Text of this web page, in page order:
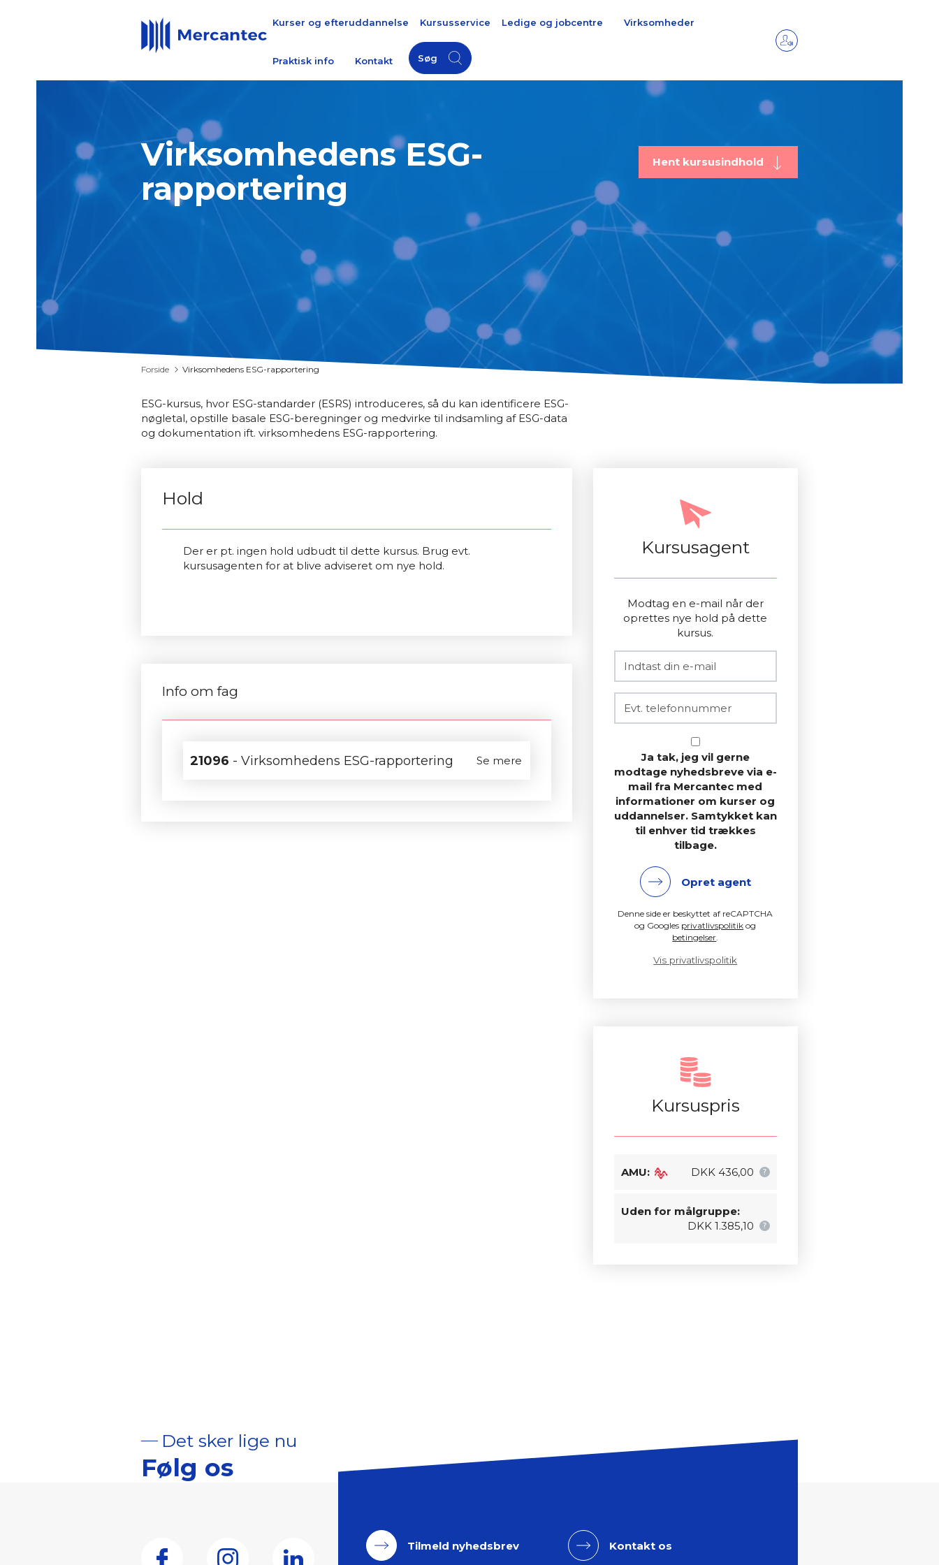
Kurser og efteruddannelse Kursusservice Ledige og jobcentre Virksomheder
Praktisk info Kontakt Søg
Virksomhedens ESG-
rapportering
Hent kursusindhold
Forside Virksomhedens ESG-rapportering
ESG-kursus, hvor ESG-standarder (ESRS) introduceres, så du kan identificere ESG-
nøgletal, opstille basale ESG-beregninger og medvirke til indsamling af ESG-data
og dokumentation ift. virksomhedens ESG-rapportering.
Hold
Der er pt. ingen hold udbudt til dette kursus. Brug evt.
kursusagenten for at blive adviseret om nye hold.
Info om fag
21096 - Virksomhedens ESG-rapportering Se mere
Kursusagent
Modtag en e-mail når der
oprettes nye hold på dette
kursus.
Ja tak, jeg vil gerne
modtage nyhedsbreve via e-
mail fra Mercantec med
informationer om kurser og
uddannelser. Samtykket kan
til enhver tid trækkes
tilbage.
Opret agent
Denne side er beskyttet af reCAPTCHA
og Googles privatlivspolitik og
betingelser.
Vis privatlivspolitik
Kursuspris
AMU: DKK 436,00
Uden for målgruppe:
DKK 1.385,10
Det sker lige nu
Følg os
Tilmeld nyhedsbrev Kontakt os